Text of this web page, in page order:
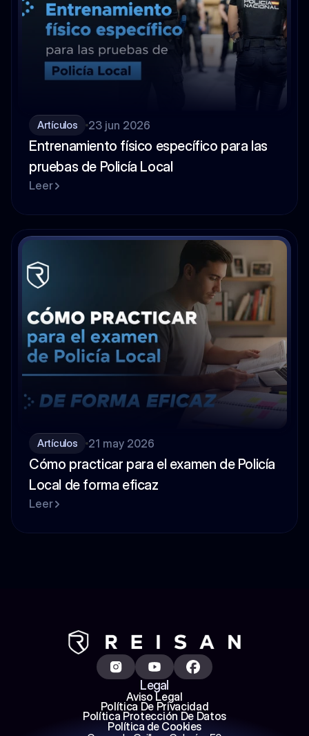
Artículos 23 jun 2026
Entrenamiento físico específico para las
pruebas de Policía Local
Leer
Artículos 21 may 2026
Cómo practicar para el examen de Policía
Local de forma eficaz
Leer
Legal
Aviso Legal
Política De Privacidad
Política Protección De Datos
Política de Cookies